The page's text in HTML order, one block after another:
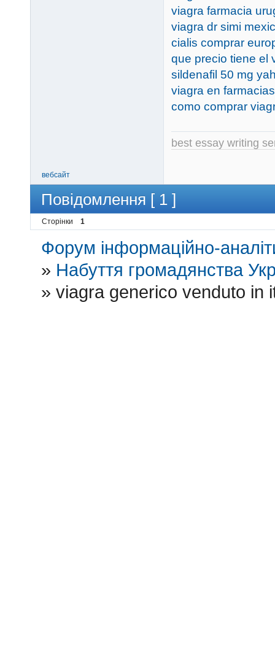
viagra farmacia
viagra dr simi
cialis comprar
que precio tiene el
sildenafil 50 mg
viagra en
como comprar
best essay writing
вебсайт
Повідомлення [ 1 ]
Сторінки 1
Форум інформаційно-
» Набуття громадянства
»viagra generico venduto in